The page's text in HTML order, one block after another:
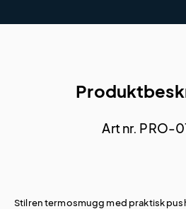
Art nr. PRO-
Stilren termosmugg med praktisk